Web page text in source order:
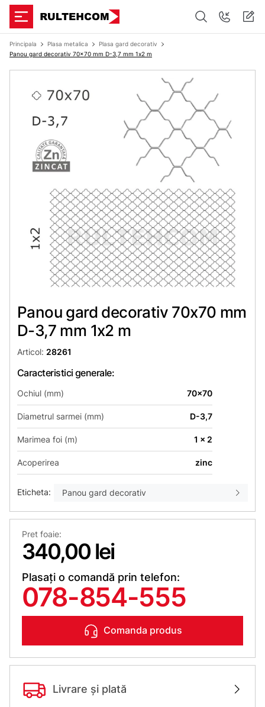
Principala Plasa metalica
Plasa gard decorativ
Panou gard decorativ 70x70 mm D-3,7 mm 1х2 m
Panou gard decorativ 70x70 mm
D-3,7 mm 1х2 m
Articol: 28261
Caracteristici generale:
Ochiul (mm) 70x70
Diametrul sarmei (mm) D-3,7
Marimea foi (m) 1 x 2
Acoperirea zinc
Eticheta: Panou gard decorativ
Pret foaie:
340,00 lei
Plasați o comandă prin telefon:
078-854-555
Comanda produs
Livrare și plată